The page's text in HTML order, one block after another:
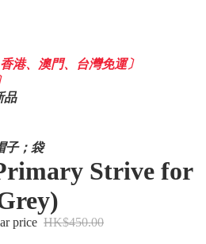
港、澳門、台灣免運〕
品
子；袋
Strive for
price HK$450.00